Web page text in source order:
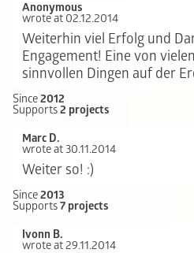
Anonymous
wrote at 02.12.2014
Weiterhin viel Erfolg und
Engagement! Eine von
sinnvollen Dingen auf der
Since2012
Supports2 projects
Marc D.
wrote at 30.11.2014
Weiter so! :)
Since2013
Supports7 projects
Ivonn B.
wrote at 29.11.2014